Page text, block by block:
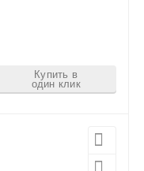
Купить в
один клик